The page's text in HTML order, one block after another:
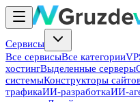
Сервисы
Все сервисыВсе категории
хостингВыделенные серверы
системыКонструкторы
трафикаИИ-разработкаИИ-